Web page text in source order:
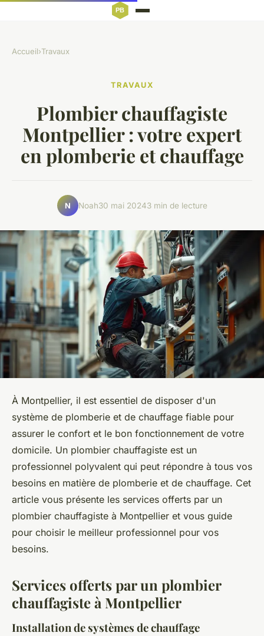
Accueil›Travaux
TRAVAUX
Plombier chauffagiste
Montpellier : votre expert
en plomberie et chauffage
N Noah30 mai 20243 min de lecture
À Montpellier, il est essentiel de disposer d'un
système de plomberie et de chauffage fiable pour
assurer le confort et le bon fonctionnement de votre
domicile. Un plombier chauffagiste est un
professionnel polyvalent qui peut répondre à tous vos
besoins en matière de plomberie et de chauffage. Cet
article vous présente les services offerts par un
plombier chauffagiste à Montpellier et vous guide
pour choisir le meilleur professionnel pour vos
besoins.
Services offerts par un plombier
chauffagiste à Montpellier
Installation de systèmes de chauffage